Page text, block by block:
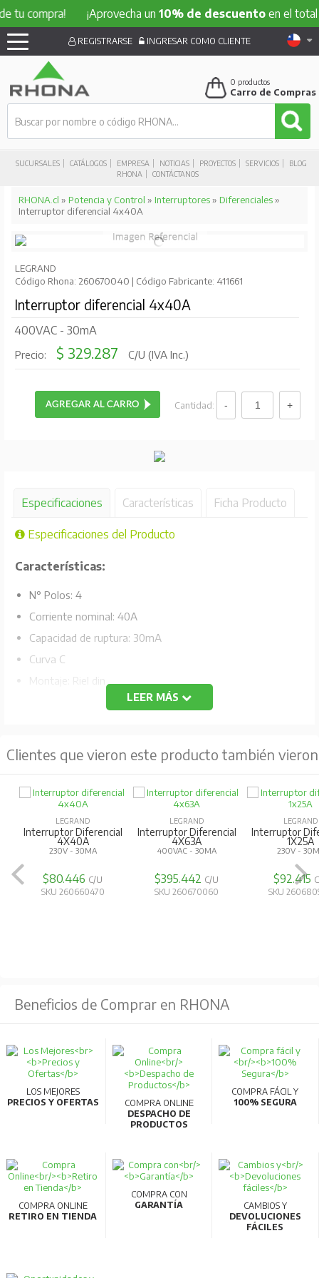
¡Aprovecha un10% de descuentoen el total de tu
SUCURSALES CATÁLOGOS EMPRESA NOTICIAS PROYECTOS SERVICIOS
BLOG
RHONA
CONTÁCTANOS
REGISTRARSE INGRESAR COMO CLIENTE
0 productos
Carro de Compras
RHONA.cl » Potencia y Control » Interruptores» Diferenciales»
Interruptor diferencial 4x40A
LEGRAND
Código Rhona: 260670040 | Código Fabricante: 411661
Interruptor diferencial 4x40A
400VAC - 30mA
Precio: $ 329.287 C/U (IVA Inc.)
Cantidad:
Especificaciones Características Ficha Producto
Especificaciones del Producto
Características:
N° Polos: 4
Corriente nominal: 40A
Capacidad de ruptura: 30mA
Curva C
Montaje: Riel din
Tensión Nominal: 230VAC
No acepta dispositivos auxiliares ni módulos
adicionales.
Compatible con peines de conexión tipo pin.
LEER MÁS
Clientes que vieron este producto también vieron
LEGRAND
Interruptor Diferencial
4X40A
230V - 30MA
$80.446 C/U
SKU 260660470
LEGRAND
Interruptor Diferencial
4X63A
400VAC - 30MA
$395.442 C/U
SKU 260670060
LEGRAND
Interruptor
1X25A
230V -
$92.415
SKU
Beneficios de Comprar en RHONA
LOS MEJORES
PRECIOS Y OFERTAS
COMPRA ONLINE
DESPACHO DE
PRODUCTOS
COMPRA FÁCIL Y
100% SEGURA
COMPRA ONLINE
RETIRO EN TIENDA
COMPRA CON
GARANTÍA
CAMBIOS Y
DEVOLUCIONES
FÁCILES